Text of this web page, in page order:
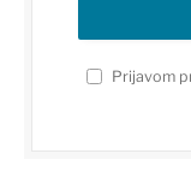
Prijavom